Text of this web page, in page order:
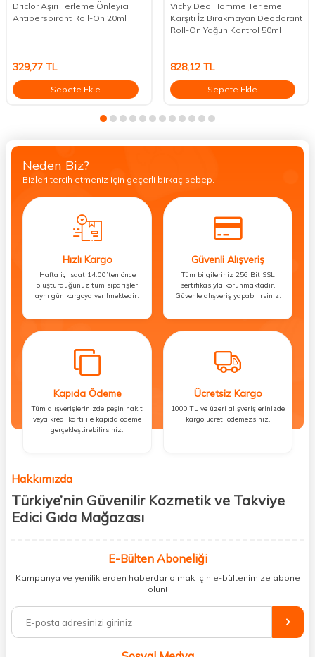
Driclor Aşırı Terleme Önleyici
Antiperspirant Roll-On 20ml
329,77 TL
Sepete Ekle
Vichy Deo Homme Terleme
Karşıtı İz Bırakmayan Deodorant
Roll-On Yoğun Kontrol 50ml
828,12TL
Sepete Ekle
Neden Biz?
Bizleri tercih etmeniz için geçerli birkaç sebep.
Hızlı Kargo
Hafta içi saat 14:00’ten önce
oluşturduğunuz tüm siparişler
aynı gün kargoya verilmektedir.
Güvenli Alışveriş
Tüm bilgileriniz 256 Bit SSL
sertifikasıyla korunmaktadır.
Güvenle alışveriş yapabilirsiniz.
Kapıda Ödeme
Tüm alışverişlerinizde peşin nakit
veya kredi kartı ile kapıda ödeme
gerçekleştirebilirsiniz.
Ücretsiz Kargo
1000 TL ve üzeri alışverişlerinizde
kargo ücreti ödemezsiniz.
Hakkımızda
Türkiye’nin Güvenilir Kozmetik ve Takviye
Edici Gıda Mağazası
kişisel bakım hem de takviye edici gıda ürünlerini sizlerle
buluşturuyoruz. Artık mağaza mağaza dolaşmanıza gerek yok;
ihtiyacınız olan her şeyi tek bir çatı altında topluyor ve kapınıza kadar
%100 orijinal kozmetik ve sağlık ürünleriyle güzelliğinizi tamamlayabilir,
vücudunuzu desteklemek için güvenilir takviye edici gıdalara
E-Bülten Aboneliği
Kampanya ve yeniliklerden haberdar olmak için e-bültenimize abone
olun!